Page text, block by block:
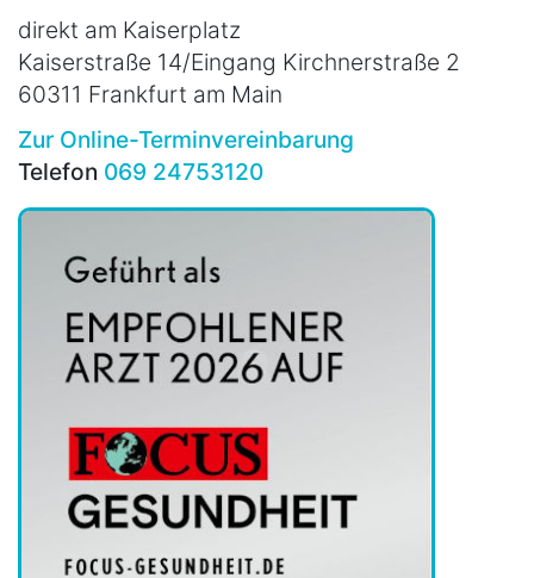
direkt am Kaiserplatz
Kaiserstraße 14/Eingang Kirchnerstraße 2
60311 Frankfurt am Main
Zur Online-Terminvereinbarung
Telefon 069 24753120